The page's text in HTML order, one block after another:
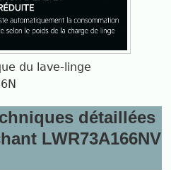
du lave-linge
détaillées
LWR73A166NV